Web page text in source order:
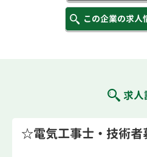
この企業の求人
求人
☆電気工事士・技術